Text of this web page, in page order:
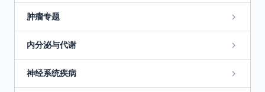
肿瘤专题
内分泌与代谢
神经系统疾病